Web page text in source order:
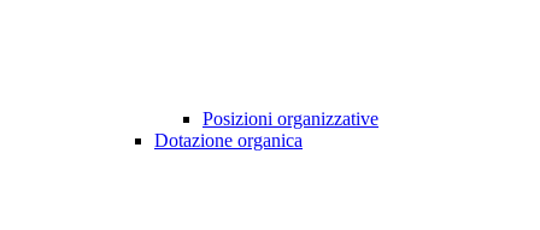
Posizioni organizzative
Dotazione organica